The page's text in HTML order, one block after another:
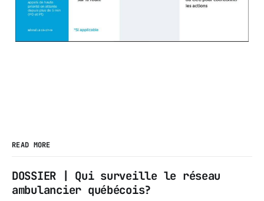
READ MORE
DOSSIER | Qui surveille le réseau
ambulancier québécois?